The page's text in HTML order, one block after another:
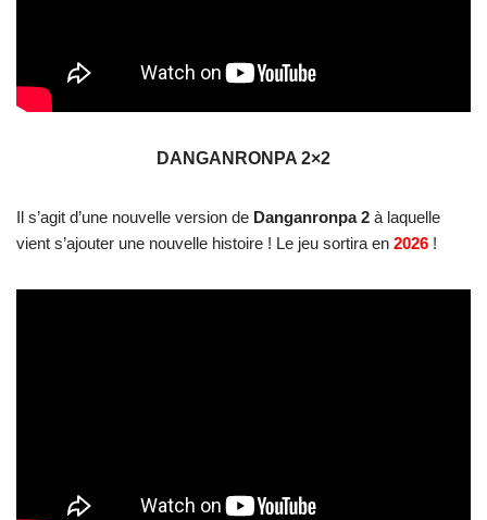
DANGANRONPA 2×2
Il s’agit d’une nouvelle version de Danganronpa 2 à laquelle
vient s’ajouter une nouvelle histoire ! Le jeu sortira en 2026 !